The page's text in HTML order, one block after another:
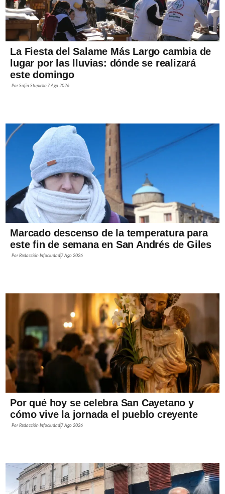
La Fiesta del Salame Más Largo cambia de
lugar por las lluvias: dónde se realizará
este domingo
PorSofía Stupiello 7 Ago 2026
Marcado descenso de la temperatura para
este fin de semana en San Andrés de Giles
PorRedacción Infociudad 7 Ago 2026
Por qué hoy se celebra San Cayetano y
cómo vive la jornada el pueblo creyente
PorRedacción Infociudad 7 Ago 2026